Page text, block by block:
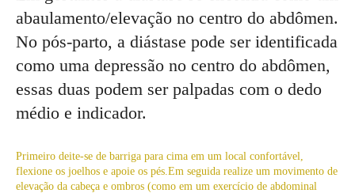
abaulamento/elevação no centro do abdômen.
No pós-parto, a diástase pode ser identificada
como uma depressão no centro do abdômen,
essas duas podem ser palpadas com o dedo
médio e indicador.
Primeiro deite-se de barriga para cima em um local confortável,
flexione os joelhos e apoie os pés.Em seguida realize um movimento de
elevação da cabeça e ombros (como em um exercício de abdominal